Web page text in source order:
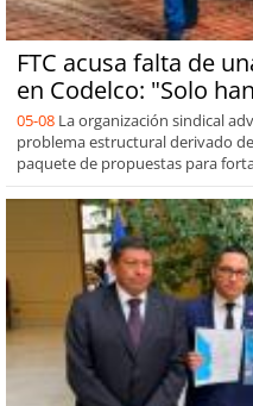
FTC acusa falta de
en Codelco: "Solo
05-08 La organización sindical
problema estructural derivado
paquete de propuestas para